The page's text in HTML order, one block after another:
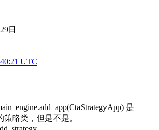
日
UTC
是
策略类，但是不是。